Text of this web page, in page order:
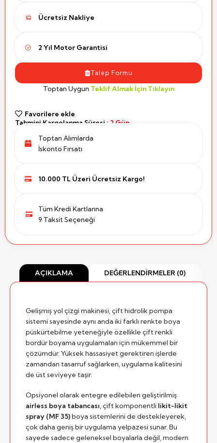
Talep Formu
Ücretsiz Nakliye
2 Yıl Motor Garantisi
Toptan Uygun Teklif Almak İçin Tıklayın
Favorilere ekle
Tahmini Kargolanma Süresi : 2 Gün
Toptan Alımlarda
İskonto Fırsatı
10.000 TL Üzeri Ücretsiz Kargo!
Tüm Kredi Kartlarına
9 Taksit Seçeneği
AÇIKLAMA DEĞERLENDIRMELER (0)
Gelişmiş yol çizgi makinesi, çift hidrolik pompa
sistemi sayesinde aynı anda iki farklı renkte boya
püskürtebilme yeteneğiyle özellikle çift renkli
bordür boyama uygulamaları için mükemmel bir
çözümdür. Yüksek hassasiyet gerektiren işlerde
zamandan tasarruf sağlarken, uygulama kalitesini
de üst seviyeye taşır.
Opsiyonel olarak entegre edilebilen geliştirilmiş
airless boya tabancası, çift komponentli likit-likit
spray (MF 35)boya sistemlerini de destekleyerek,
çok daha geniş bir uygulama yelpazesi sunar. Bu
sayede sadece geleneksel boyalarla değil, modern